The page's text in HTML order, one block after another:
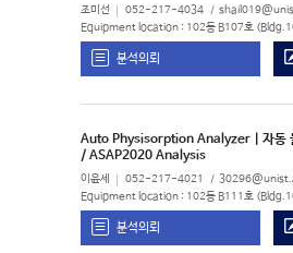
조미선 052-217-4034
Equipment location : 102동 B107호
분석의뢰
Auto Physisorption Analyzer | 자동
/ ASAP2020 Analysis
이윤세 052-217-4021
Equipment location : 102동 B111호
분석의뢰